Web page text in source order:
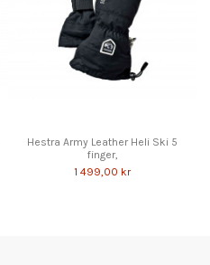
Hestra Army Leather Heli Ski 5
finger,
1 499,00 kr